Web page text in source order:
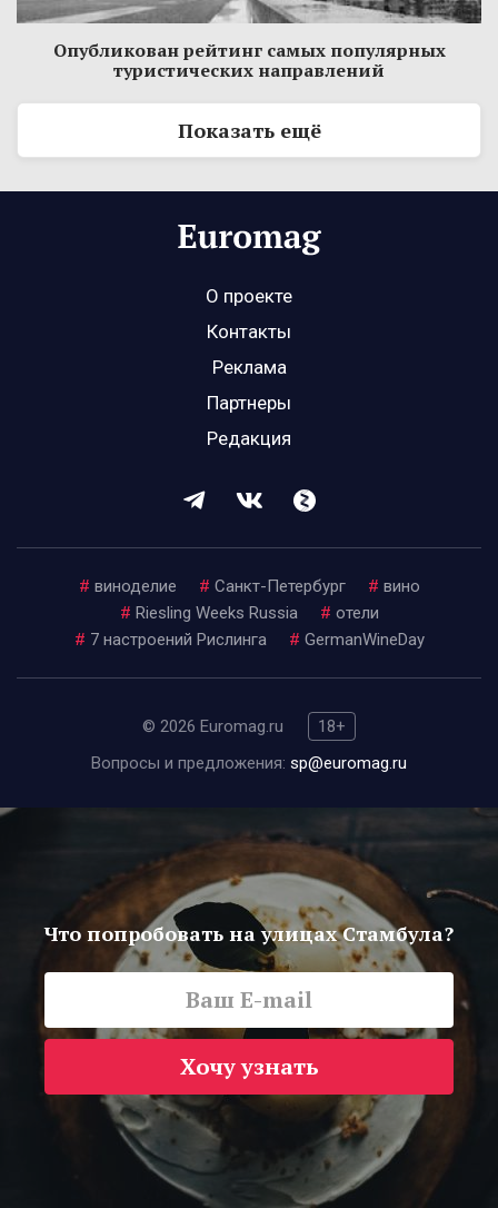
Опубликован рейтинг самых популярных
туристических направлений
Показать ещё
О проекте
Контакты
Реклама
Партнеры
Редакция
# виноделие # Санкт-Петербург # вино
# Riesling Weeks Russia # отели
# 7 настроений Рислинга # GermanWineDay
© 2026 Euromag.ru
18+
Вопросы и предложения: sp@euromag.ru
Что попробовать на улицах Стамбула?
Хочу узнать